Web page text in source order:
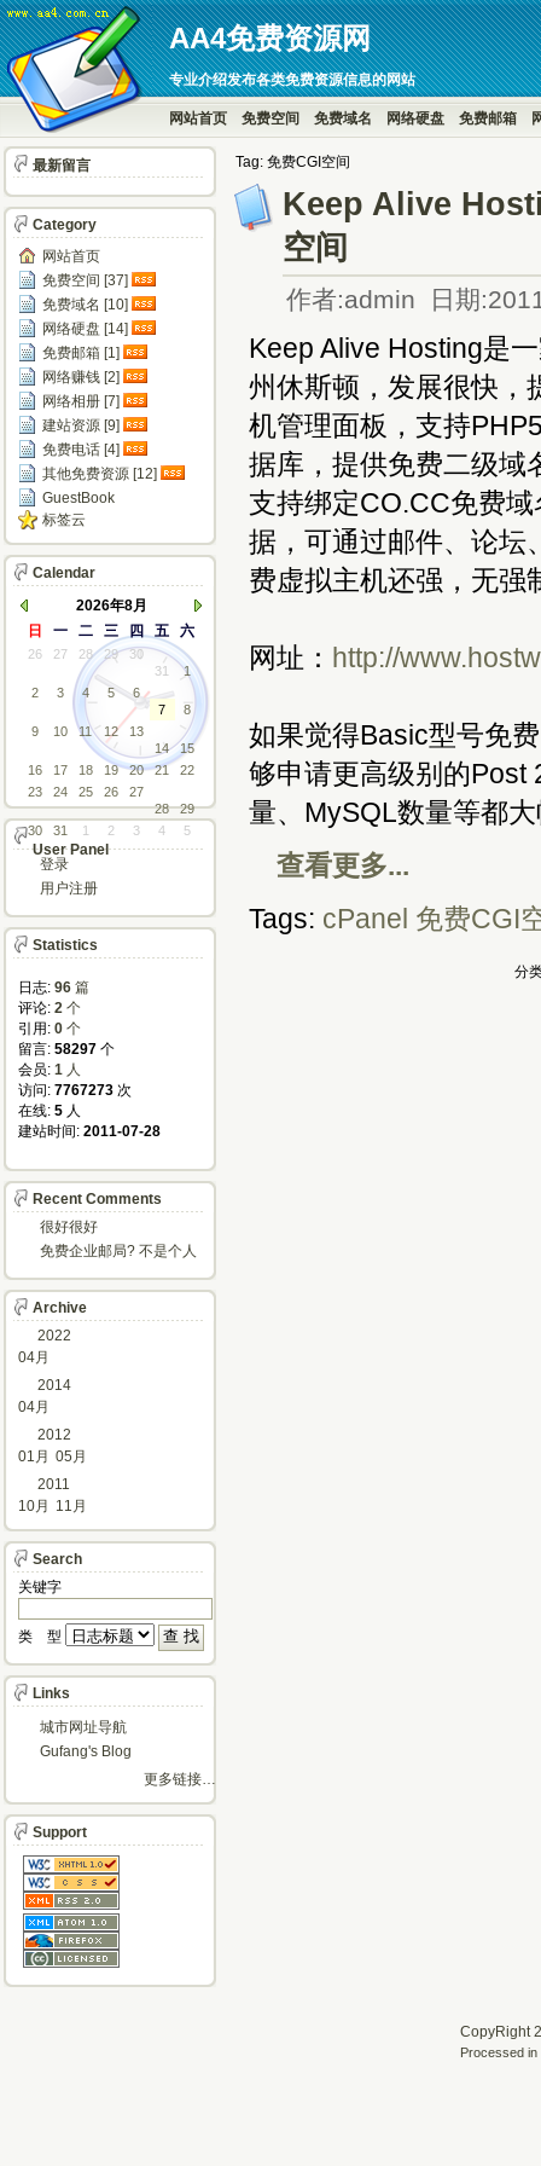
AA4免费资源网
专业介绍发布各类免费资源信息的网站
网站首页 免费空间 免费域名 网络硬盘 免费邮箱
Tag: 免费CGI空间
Keep Alive
空间
作者:admin 日期
Keep Alive Hosting是
州休斯顿，发展很快，
机管理面板，支持
据库，提供免费二级域
支持绑定CO.CC免费
据，可通过邮件、论坛
费虚拟主机还强，无强
网址： http://
如果觉得Basic型号免
够申请更高级别的Post
量、MySQL数量等都
查看更多...
Tags: cPanel 免费CGI
分
最新留言
Category
网站首页
免费空间 [37]
免费域名 [10]
网络硬盘 [14]
免费邮箱 [1]
网络赚钱 [2]
网络相册 [7]
建站资源 [9]
免费电话 [4]
其他免费资源 [12]
GuestBook
标签云
Calendar
2026年8月
日
一 二 三 四 五 六
26 27 28 29
30
31
1
2
3 4 5
6
7
8
9
10 11 12
13
14
15
16
17 18 19 20 21
22
23
24 25 26
27
28
29
30
31 1 2 3 4 5
User Panel
登录
用户注册
Statistics
日志: 96 篇
评论: 2 个
引用: 0 个
留言: 58297 个
会员: 1 人
访问: 7767273 次
在线: 5 人
建站时间: 2011-07-28
Recent Comments
很好很好
免费企业邮局? 不是个人
Archive
2022
04月
2014
04月
2012
01月 05月
2011
10月
11月
Search
关键字
类 型
Links
城市网址导航
Gufang's Blog
更多链接…
Support
CopyRight
Processed in